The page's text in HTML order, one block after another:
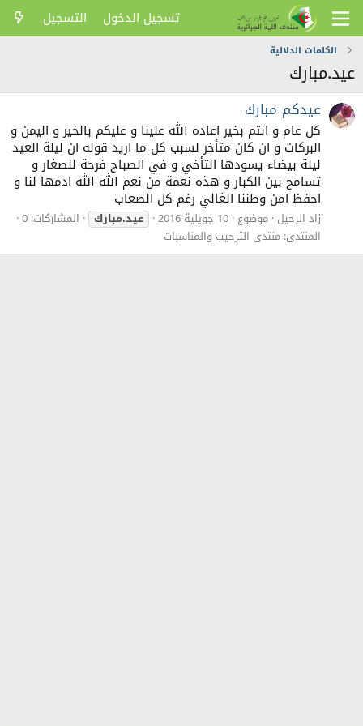
تسجيل الدخول التسجيل
الكلمات الدلالية
عيد.مبارك
عيدكم مبارك
كل عام و انتم بخير اعاده الله علينا و عليكم بالخير و اليمن و
البركات و ان كان متأخر لسبب كل ما اريد قوله ان ليلة العيد
ليلة بيضاء يسودها التأخي و في الصباح فرحة للصغار و
تسامح بين الكبار و هذه نعمة من نعم الله الله ادمها لنا و
احفظ امن وطننا الغالي رغم كل الصعاب
زاد الرحيل موضوع 10 جويلية 2016 عيد.مبارك
المشاركات: 0
المنتدى: منتدى الترحيب والمناسبات